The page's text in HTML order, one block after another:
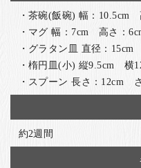
・茶碗(飯碗) 幅：10.5cm
・マグ 幅：7cm 高さ：
・グラタン皿 直径：
・楕円皿(小) 縦9.5cm 横
・スプーン 長さ：12cm
約2週間